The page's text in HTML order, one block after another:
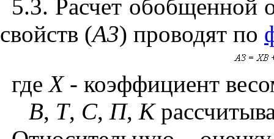
5.3. Расчет обобщенной
свойств (A3) проводят по
гдеX- коэффициент
В, Т, С,П,К